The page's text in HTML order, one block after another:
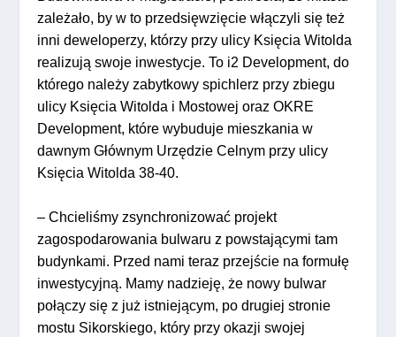
zależało, by w to przedsięwzięcie włączyli się też
inni deweloperzy, którzy przy ulicy Księcia Witolda
realizują swoje inwestycje. To i2 Development, do
którego należy zabytkowy spichlerz przy zbiegu
ulicy Księcia Witolda i Mostowej oraz OKRE
Development, które wybuduje mieszkania w
dawnym Głównym Urzędzie Celnym przy ulicy
Księcia Witolda 38-40.
– Chcieliśmy zsynchronizować projekt
zagospodarowania bulwaru z powstającymi tam
budynkami. Przed nami teraz przejście na formułę
inwestycyjną. Mamy nadzieję, że nowy bulwar
połączy się z już istniejącym, po drugiej stronie
mostu Sikorskiego, który przy okazji swojej